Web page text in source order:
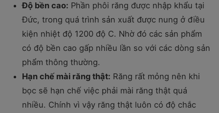
Độ bền cao: Phần phôi răng được nhập khẩu tại
Đức, trong quá trình sản xuất được nung ở điều
kiện nhiệt độ 1200 độ C. Nhờ đó các sản phẩm
có độ bền cao gấp nhiều lần so với các dòng sản
phẩm thông thường.
Hạn chế mài răng thật: Răng rất mỏng nên khi
bọc sẽ hạn chế việc phải mài răng thật quá
nhiều. Chính vì vậy răng thật luôn có độ chắc